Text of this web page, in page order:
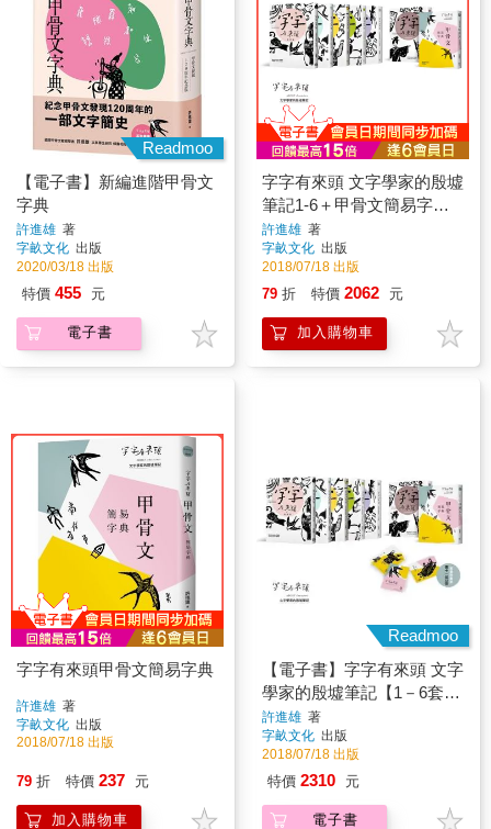
Readmoo
【電子書】新編進階甲骨文
字典
許進雄 著
字畝文化 出版
2020/03/18 出版
特價 455 元
電子書
字字有來頭 文字學家的殷墟
筆記1-6＋甲骨文簡易字典
套書組
許進雄 著
字畝文化 出版
2018/07/18 出版
79 折 特價 2062 元
加入購物車
字字有來頭甲骨文簡易字典
許進雄 著
字畝文化 出版
2018/07/18 出版
79 折 特價 237 元
加入購物車
Readmoo
【電子書】字字有來頭 文字
學家的殷墟筆記【1－6套
書】
許進雄 著
字畝文化 出版
2018/07/18 出版
特價 2310 元
電子書